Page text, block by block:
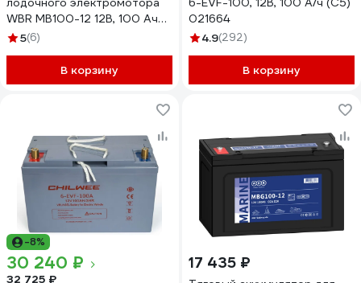
WBR MB100-12 12В, 100 Ач
УТ-00000434
5(6)
В корзину
021664
4.9(292)
В корзину
-8%
30 240 ₽
32 725 ₽
17 435 ₽